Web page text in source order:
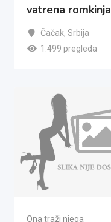
vatrena romkinja
Čačak, Srbija
1.499 pregleda
Ona traži njega